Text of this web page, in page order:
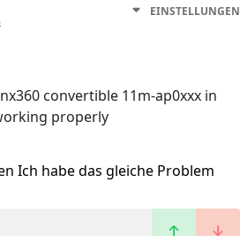
EINSTELLUNGEN
convertible 11m-ap0xxx in
properly
Ich habe das gleiche Problem